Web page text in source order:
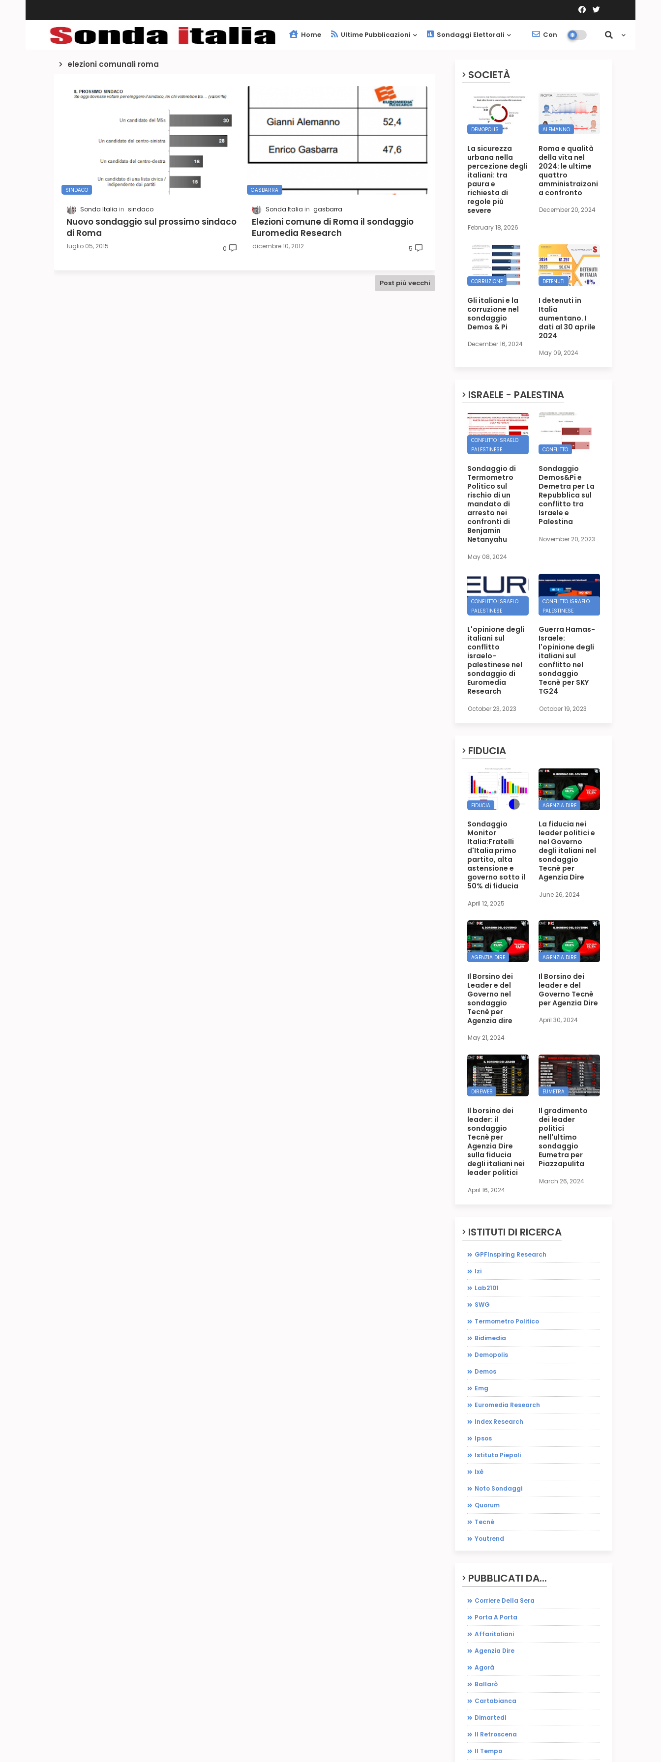
Home Ultime Pubblicazioni Sondaggi Elettorali Contatti Società
elezioni comunali roma
SINDACO
Sonda Italia sindaco
Nuovo sondaggio sul prossimo sindaco
di Roma
luglio 05, 2015 0
GASBARRA
Sonda Italia gasbarra
Elezioni comune di Roma il sondaggio
Euromedia Research
dicembre 10, 2012 5
Post più vecchi
SOCIETÀ
DEMOPOLIS
La sicurezza
urbana nella
percezione degli
italiani: tra
paura e
richiesta di
regole più
severe
February 18, 2026
ALEMANNO
Roma e qualità
della vita nel
2024: le ultime
quattro
amministraizoni
a confronto
December 20, 2024
CORRUZIONE
Gli italiani e la
corruzione nel
sondaggio
Demos & Pi
December 16, 2024
DETENUTI
I detenuti in
Italia
aumentano. I
dati al 30 aprile
2024
May 09, 2024
ISRAELE - PALESTINA
CONFLITTO ISRAELO
PALESTINESE
Sondaggio di
Termometro
Politico sul
rischio di un
mandato di
arresto nei
confronti di
Benjamin
Netanyahu
May 08, 2024
CONFLITTO
Sondaggio
Demos&Pi e
Demetra per La
Repubblica sul
conflitto tra
Israele e
Palestina
November 20, 2023
CONFLITTO ISRAELO
PALESTINESE
L'opinione degli
italiani sul
conflitto
israelo-
palestinese nel
sondaggio di
Euromedia
Research
October 23, 2023
CONFLITTO ISRAELO
PALESTINESE
Guerra Hamas-
Israele:
l'opinione degli
italiani sul
conflitto nel
sondaggio
Tecnè per SKY
TG24
October 19, 2023
FIDUCIA
FIDUCIA
Sondaggio
Monitor
Italia:Fratelli
d'Italia primo
partito, alta
astensione e
governo sotto il
50% di fiducia
April 12, 2025
AGENZIA DIRE
La fiducia nei
leader politici e
nel Governo
degli italiani nel
sondaggio
Tecnè per
Agenzia Dire
June 26, 2024
AGENZIA DIRE
Il Borsino dei
Leader e del
Governo nel
sondaggio
Tecnè per
Agenzia dire
May 21, 2024
AGENZIA DIRE
Il Borsino dei
leader e del
Governo Tecnè
per Agenzia Dire
April 30, 2024
DIREWEB
Il borsino dei
leader: il
sondaggio
Tecnè per
Agenzia Dire
sulla fiducia
degli italiani nei
leader politici
April 16, 2024
EUMETRA
Il gradimento
dei leader
politici
nell'ultimo
sondaggio
Eumetra per
Piazzapulita
March 26, 2024
ISTITUTI DI RICERCA
GPFInspiring Research
Izi
Lab2101
SWG
Termometro Politico
Bidimedia
Demopolis
Demos
Emg
Euromedia Research
Index Research
Ipsos
Istituto Piepoli
Ixè
Noto Sondaggi
Quorum
Tecnè
Youtrend
PUBBLICATI DA...
Corriere Della Sera
Porta A Porta
Affaritaliani
Agenzia Dire
Agorà
Ballarò
Cartabianca
Dimartedì
Il Retroscena
Il Tempo